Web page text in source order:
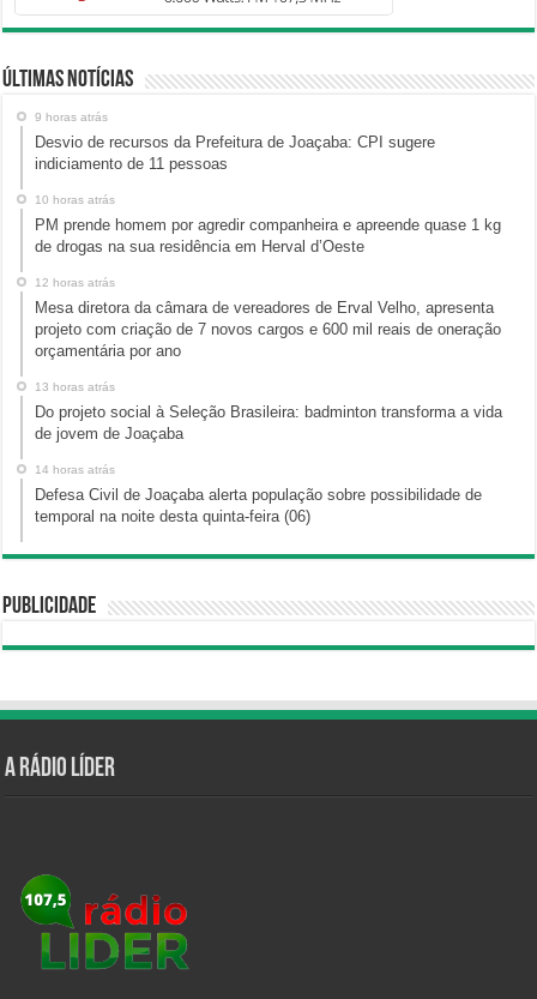
Últimas Notícias
9 horas atrás
Desvio de recursos da Prefeitura de Joaçaba: CPI sugere
indiciamento de 11 pessoas
10 horas atrás
PM prende homem por agredir companheira e apreende quase 1 kg
de drogas na sua residência em Herval d’Oeste
12 horas atrás
Mesa diretora da câmara de vereadores de Erval Velho, apresenta
projeto com criação de 7 novos cargos e 600 mil reais de oneração
orçamentária por ano
13 horas atrás
Do projeto social à Seleção Brasileira: badminton transforma a vida
de jovem de Joaçaba
14 horas atrás
Defesa Civil de Joaçaba alerta população sobre possibilidade de
temporal na noite desta quinta-feira (06)
Publicidade
A Rádio Líder